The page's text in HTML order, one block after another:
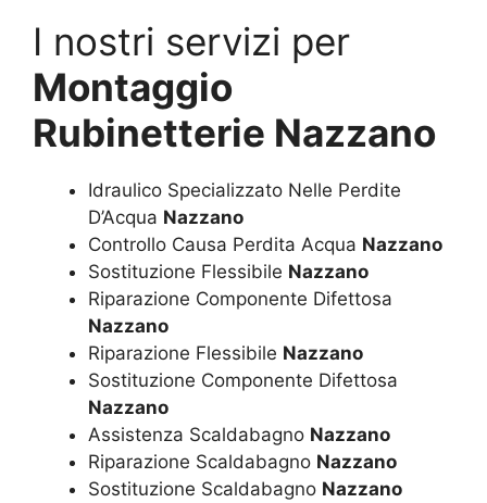
I nostri servizi per
Montaggio
Rubinetterie Nazzano
Idraulico Specializzato Nelle Perdite
D’Acqua Nazzano
Controllo Causa Perdita Acqua Nazzano
Sostituzione Flessibile Nazzano
Riparazione Componente Difettosa
Nazzano
Riparazione Flessibile Nazzano
Sostituzione Componente Difettosa
Nazzano
Assistenza Scaldabagno Nazzano
Riparazione Scaldabagno Nazzano
Sostituzione Scaldabagno Nazzano